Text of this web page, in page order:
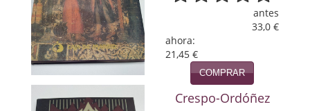
Varios
Viajes
antes
33,0 €
ahora:
21,45 €
COMPRAR
Crespo-Ordóñez